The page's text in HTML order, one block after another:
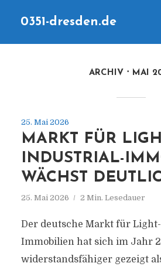
0351-dresden.de
ARCHIV MAI
25. Mai 2026
MARKT FÜR
INDUSTRIAL-
WÄCHST
25. Mai 2026 2 Min. Lesedauer
Der deutsche Markt für
Immobilien hat sich im Jahr
widerstandsfähiger gezeigt